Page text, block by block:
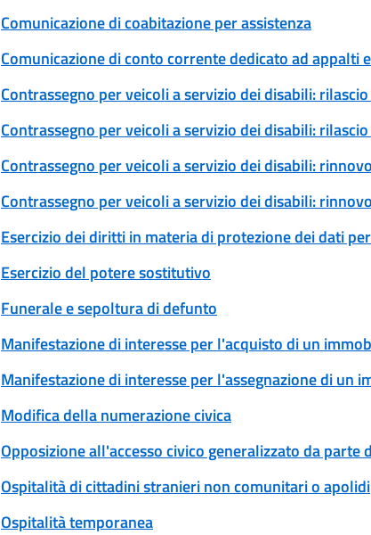
Comunicazione di coabitazione per assistenza
Comunicazione di conto corrente dedicato ad appalti
Contrassegno per veicoli a servizio dei disabili:
Contrassegno per veicoli a servizio dei disabili:
Contrassegno per veicoli a servizio dei disabili:
Contrassegno per veicoli a servizio dei disabili:
Esercizio dei diritti in materia di protezione dei dati
Esercizio del potere sostitutivo
Funerale e sepoltura di defunto
Manifestazione di interesse per l'acquisto di un
Manifestazione di interesse per l'assegnazione di un
Modifica della numerazione civica
Opposizione all'accesso civico generalizzato da parte
Ospitalità di cittadini stranieri non comunitari o apolidi
Ospitalità temporanea